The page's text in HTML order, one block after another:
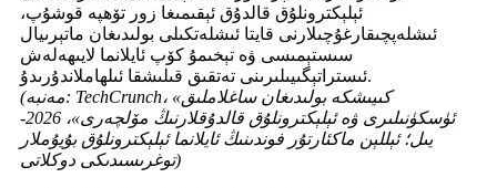
ئېلېكترونلۇق قالدۇق ئېقىمىغا زور تۆھپە قوشۇپ،
ئىشلەپچىقارغۇچىلارنى قايتا ئىشلەتكىلى بولىدىغان ماتېرىيال
سىستېمىسى ۋە تېخىمۇ كۆپ ئايلانما لايىھەلەش
ئىستراتېگىيىلىرىنى تەتقىق قىلىشقا ئىلھاملاندۇرىدۇ.
(مەنبە: TechCrunch، «كىيىشكە بولىدىغان ساغلاملىق
ئۈسكۈنىلىرى ۋە ئېلېكترونلۇق قالدۇقلارنىڭ مۆلچەرى»، 2026-
يىل؛ ئېللېن ماكئارتۇر فوندىنىڭ ئايلانما ئېلېكترونلۇق بۇيۇملار
توغرىسىدىكى دوكلاتى)